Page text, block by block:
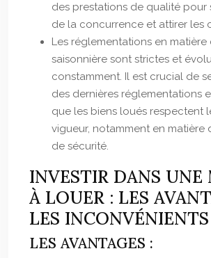
des prestations de qualité pour
de la concurrence et attirer les
Les réglementations en
saisonnière sont strictes et
constamment. Il est crucial de
des dernières réglementations
que les biens loués respectent
vigueur, notamment en matière
de sécurité.
INVESTIR DANS UNE
À LOUER : LES
LES INCONVÉNIENTS
LES AVANTAGES :